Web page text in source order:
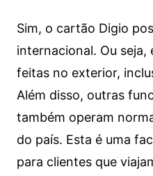
Sim, o cartão Digio
internacional. Ou
feitas no exterior,
Além disso, outras
também operam
do país. Esta é uma
para clientes que